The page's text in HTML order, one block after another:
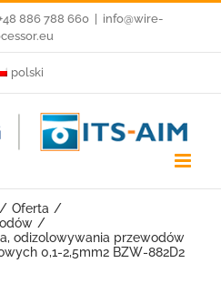
886 788 660
info@wire-
polski
Oferta
odizolowywania przewodów
0,1-2,5mm2 BZW-882D2